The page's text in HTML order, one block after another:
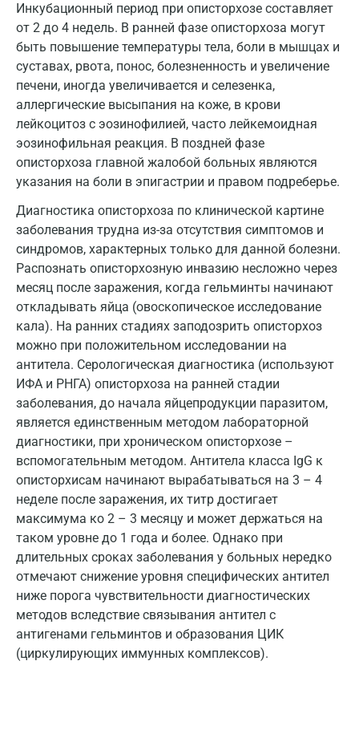
Инкубационный период при описторхозе составляет
от 2 до 4 недель. В ранней фазе описторхоза могут
быть повышение температуры тела, боли в мышцах и
суставах, рвота, понос, болезненность и увеличение
печени, иногда увеличивается и селезенка,
аллергические высыпания на коже, в крови
лейкоцитоз с эозинофилией, часто лейкемоидная
эозинофильная реакция. В поздней фазе
описторхоза главной жалобой больных являются
указания на боли в эпигастрии и правом подреберье.
Диагностика описторхоза по клинической картине
заболевания трудна из-за отсутствия симптомов и
синдромов, характерных только для данной болезни.
Распознать описторхозную инвазию несложно через
месяц после заражения, когда гельминты начинают
откладывать яйца (овоскопическое исследование
кала). На ранних стадиях заподозрить описторхоз
можно при положительном исследовании на
антитела. Серологическая диагностика (используют
ИФА и РНГА) описторхоза на ранней стадии
заболевания, до начала яйцепродукции паразитом,
является единственным методом лабораторной
диагностики, при хроническом описторхозе –
вспомогательным методом. Антитела класса IgG к
описторхисам начинают вырабатываться на 3 – 4
неделе после заражения, их титр достигает
максимума ко 2 – 3 месяцу и может держаться на
таком уровне до 1 года и более. Однако при
длительных сроках заболевания у больных нередко
отмечают снижение уровня специфических антител
ниже порога чувствительности диагностических
методов вследствие связывания антител с
антигенами гельминтов и образования ЦИК
(циркулирующих иммунных комплексов).
Калуга
Кемерово
Ковров
Коломна
Королев
Кострома
Красногорск
Краснодар
Красноярск
Курск
Лабинск
Липецк
Лобня
Люберцы
Майкоп
Мурино
Мурманск
Мытищи
Набережные Челны
Наро-Фоминск